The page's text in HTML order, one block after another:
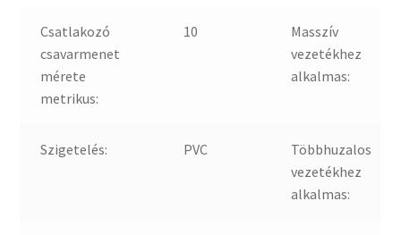
Csatlakozó
csavarmenet
mérete
metrikus:
10
Masszív
vezetékhez
alkalmas:
Szigetelés: PVC
Többhuzalos
vezetékhez
alkalmas: